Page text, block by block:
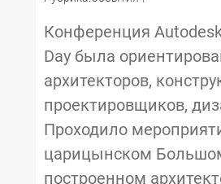
Конференция
Day была
архитекторов,
проектировщиков,
Проходило
царицынском
построенном